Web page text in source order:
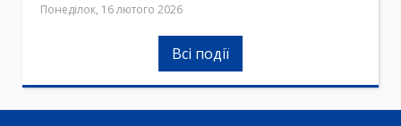
Понеділок, 16 лютого 2026
Всі події